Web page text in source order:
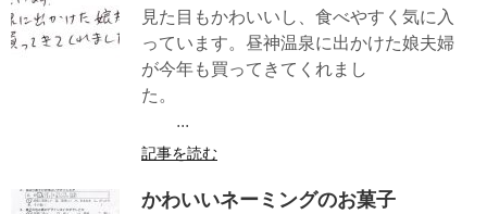
見た目もかわいいし、食べやすく気に入
っています。昼神温泉に出かけた娘夫婦
が今年も買ってきてくれまし
た。
...
記事を読む
かわいいネーミングのお菓子